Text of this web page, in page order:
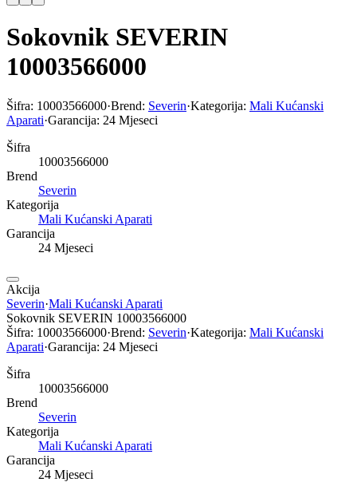
Sokovnik SEVERIN
10003566000
Šifra: 10003566000·Brend: Severin·Kategorija: Mali Kućanski
Aparati·Garancija: 24 Mjeseci
Šifra
10003566000
Brend
Severin
Kategorija
Mali Kućanski Aparati
Garancija
24 Mjeseci
Akcija
Severin·Mali Kućanski Aparati
Sokovnik SEVERIN 10003566000
Šifra: 10003566000·Brend: Severin·Kategorija: Mali Kućanski
Aparati·Garancija: 24 Mjeseci
Šifra
10003566000
Brend
Severin
Kategorija
Mali Kućanski Aparati
Garancija
24 Mjeseci